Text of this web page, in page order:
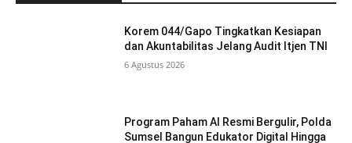
Korem 044/Gapo Tingkatkan Kesiapan
dan Akuntabilitas Jelang Audit Itjen TNI
6 Agustus 2026
Program Paham AI Resmi Bergulir, Polda
Sumsel Bangun Edukator Digital Hingga